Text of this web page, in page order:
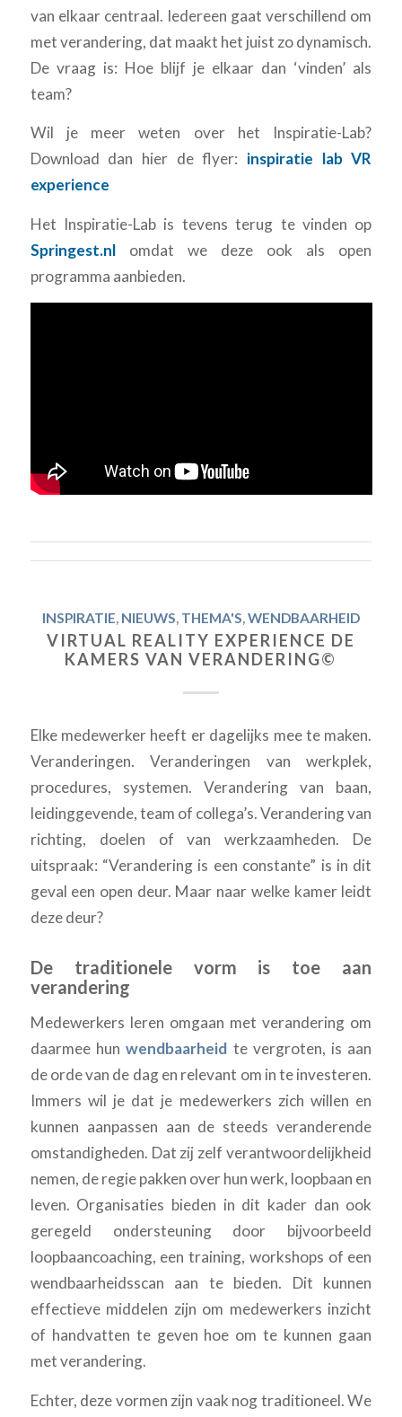
van elkaar centraal. Iedereen gaat verschillend om
met verandering, dat maakt het juist zo dynamisch.
De vraag is: Hoe blijf je elkaar dan ‘vinden’ als
team?
Wil je meer weten over het Inspiratie-Lab?
Download dan hier de flyer: inspiratie lab VR
experience
Het Inspiratie-Lab is tevens terug te vinden op
Springest.nlomdat we deze ook als open
programma aanbieden.
INSPIRATIE, NIEUWS, THEMA'S,WENDBAARHEID
VIRTUAL REALITY EXPERIENCE DE
KAMERS VAN VERANDERING©
Elke medewerker heeft er dagelijks mee te maken.
Veranderingen. Veranderingen van werkplek,
procedures, systemen. Verandering van baan,
leidinggevende, team of collega’s. Verandering van
richting, doelen of van werkzaamheden. De
uitspraak: “Verandering is een constante” is in dit
geval een open deur. Maar naar welke kamer leidt
deze deur?
De traditionele vorm is toe aan
verandering
Medewerkers leren omgaan met verandering om
daarmee hunwendbaarheid te vergroten, is aan
de orde van de dag en relevant om in te investeren.
Immers wil je dat je medewerkers zich willen en
kunnen aanpassen aan de steeds veranderende
omstandigheden. Dat zij zelf verantwoordelijkheid
nemen, de regie pakken over hun werk, loopbaan en
leven. Organisaties bieden in dit kader dan ook
geregeld ondersteuning door bijvoorbeeld
loopbaancoaching, een training, workshops of een
wendbaarheidsscan aan te bieden. Dit kunnen
effectieve middelen zijn om medewerkers inzicht
of handvatten te geven hoe om te kunnen gaan
met verandering.
Echter, deze vormen zijn vaak nog traditioneel. We